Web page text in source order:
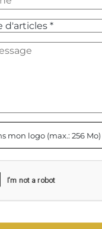
mon logo (max.: 256 Mo)